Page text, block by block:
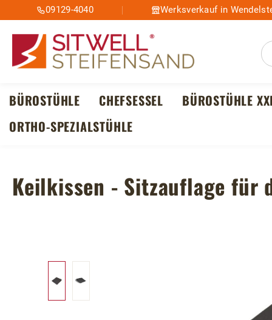
Hauptinhalt springen
Zur Suche springen
Zur Hauptnavigation springen
09129-4040 Werksverkauf in
BÜROSTÜHLE CHEFSESSEL BÜROSTÜHLE
ORTHO-SPEZIALSTÜHLE
Keilkissen - Sitzauflage für